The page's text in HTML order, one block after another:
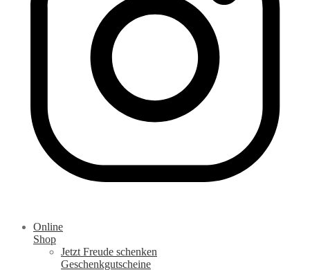
Online
Shop
Jetzt Freude schenken
Geschenkgutscheine